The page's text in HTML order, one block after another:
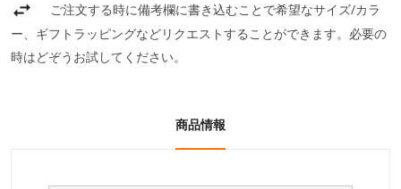
ご注文する時に備考欄に書き込むことで希望なサイズ/カラ
ー、ギフトラッピングなどリクエストすることができます。必要の
時はどぞうお試してください。
商品情報